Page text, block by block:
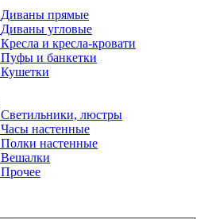
Диваны прямые
Диваны угловые
Кресла и кресла-кровати
Пуфы и банкетки
Кушетки
Светильники, люстры
Часы настенные
Полки настенные
Вешалки
Прочее